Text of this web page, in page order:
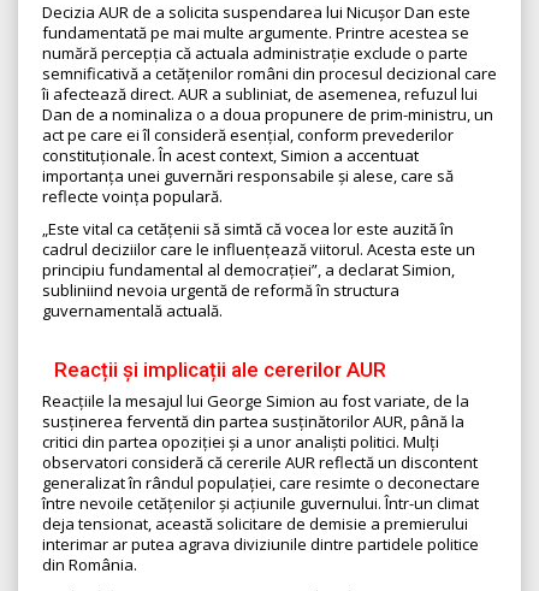
Decizia AUR de a solicita suspendarea lui Nicușor Dan este
fundamentată pe mai multe argumente. Printre acestea se
numără percepția că actuala administrație exclude o parte
semnificativă a cetățenilor români din procesul decizional care
îi afectează direct. AUR a subliniat, de asemenea, refuzul lui
Dan de a nominaliza o a doua propunere de prim-ministru, un
act pe care ei îl consideră esențial, conform prevederilor
constituționale. În acest context, Simion a accentuat
importanța unei guvernări responsabile și alese, care să
reflecte voința populară.
„Este vital ca cetățenii să simtă că vocea lor este auzită în
cadrul deciziilor care le influențează viitorul. Acesta este un
principiu fundamental al democrației”, a declarat Simion,
subliniind nevoia urgentă de reformă în structura
guvernamentală actuală.
Reacții și implicații ale cererilor AUR
Reacțiile la mesajul lui George Simion au fost variate, de la
susținerea ferventă din partea susținătorilor AUR, până la
critici din partea opoziției și a unor analiști politici. Mulți
observatori consideră că cererile AUR reflectă un discontent
generalizat în rândul populației, care resimte o deconectare
între nevoile cetățenilor și acțiunile guvernului. Într-un climat
deja tensionat, această solicitare de demisie a premierului
interimar ar putea agrava diviziunile dintre partidele politice
din România.